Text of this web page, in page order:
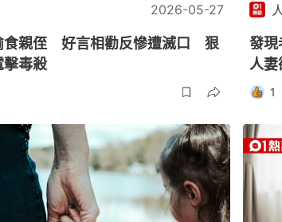
2026-05-27
食親侄 好言相勸反慘遭滅口 狠
擊毒殺
發
人妻
1